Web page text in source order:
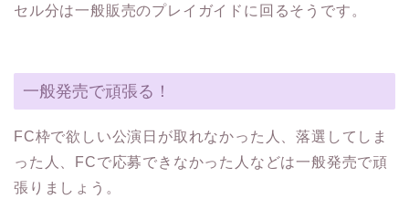
セル分は一般販売のプレイガイドに回るそうです。
一般発売で頑張る！
FC枠で欲しい公演日が取れなかった人、落選してしま
った人、FCで応募できなかった人などは一般発売で頑
張りましょう。